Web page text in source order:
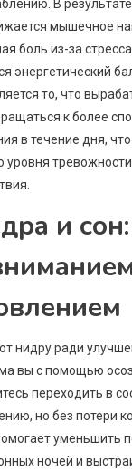
В
мышечное
боль из-за
энергетический
то, что
к более
в течение дня,
уровня
и
нидру ради
вы с помощью
переходить в
но без потери
уменьшить
ночей и